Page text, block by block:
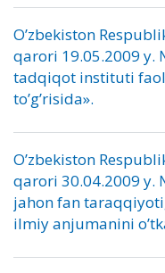
O’zbekiston
qarori 19.05.2009 y.
tadqiqot instituti
to’g’risida».
O’zbekiston
qarori 30.04.2009 y.
jahon fan
ilmiy anjumanini